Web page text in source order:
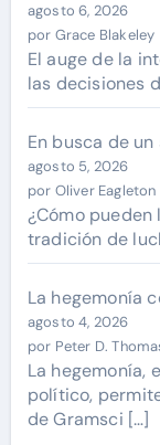
agosto 6, 2026
por Grace Blakeley
El auge de la
las decisiones
En busca de
agosto 5, 2026
por Oliver Eagleton
¿Cómo
tradición de
La hegemonía
agosto 4, 2026
por Peter D.
La hegemonía,
político,
de Gramsci […]